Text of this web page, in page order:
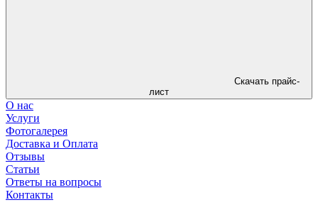
Скачать прайс-
лист
О нас
Услуги
Фотогалерея
Доставка и Оплата
Отзывы
Статьи
Ответы на вопросы
Контакты